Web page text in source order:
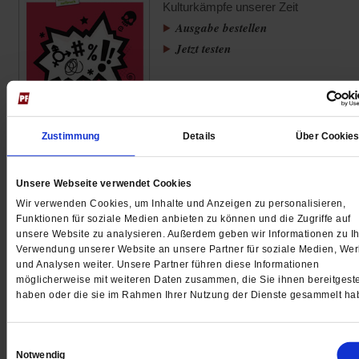
Zustimmung Details Über Cookies
Unsere Webseite verwendet Cookies
Wir verwenden Cookies, um Inhalte und Anzeigen zu personalisieren,
Funktionen für soziale Medien anbieten zu können und die Zugriffe auf
unsere Website zu analysieren. Außerdem geben wir Informationen zu
Verwendung unserer Website an unsere Partner für soziale Medien,
und Analysen weiter. Unsere Partner führen diese Informationen
möglicherweise mit weiteren Daten zusammen, die Sie ihnen
haben oder die sie im Rahmen Ihrer Nutzung der Dienste gesammelt
Notwendig
Kulturkämpfe unserer Zeit
Ausgabe bestellen
Jetzt testen
Ute Albrecht, publik-forum.de
Ist es möglich, dass Bastian Brinkmann keine
Erfahrung als Pflegeperson oder als betroffener
vorweisen kann? Das würde so einiges erklären. Nach